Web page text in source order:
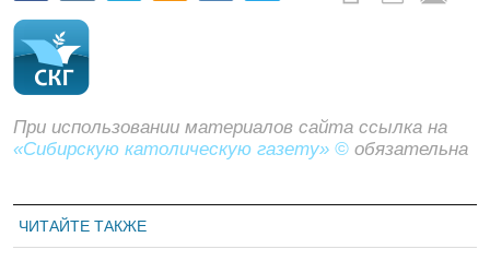
При использовании материалов сайта ссылка на
«Сибирскую католическую газету» © обязательна
ЧИТАЙТЕ ТАКЖЕ